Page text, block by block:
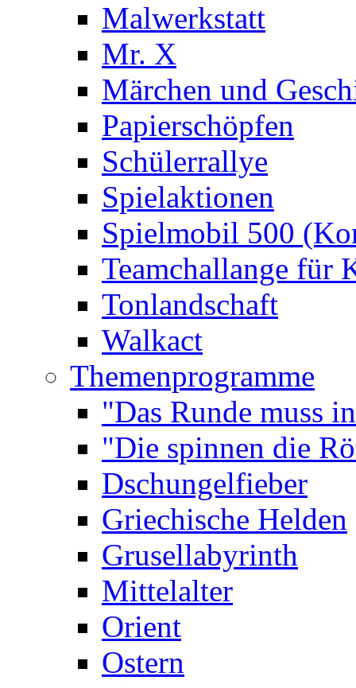
Malwerkstatt
Mr. X
Märchen und
Papierschöpfen
Schülerrallye
Spielaktionen
Spielmobil 500
Teamchallange für
Tonlandschaft
Walkact
Themenprogramme
"Das Runde muss
"Die spinnen die
Dschungelfieber
Griechische Helden
Grusellabyrinth
Mittelalter
Orient
Ostern